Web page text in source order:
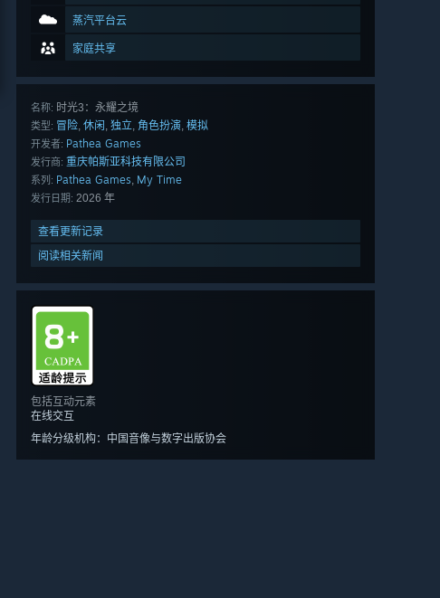
蒸汽平台云
家庭共享
名称: 时光3：永耀之境
类型: 冒险, 休闲, 独立, 角色扮演, 模拟
开发者: Pathea Games
发行商: 重庆帕斯亚科技有限公司
系列: Pathea Games, My Time
发行日期: 2026 年
查看更新记录
阅读相关新闻
包括互动元素
在线交互
年龄分级机构：中国音像与数字出版协会